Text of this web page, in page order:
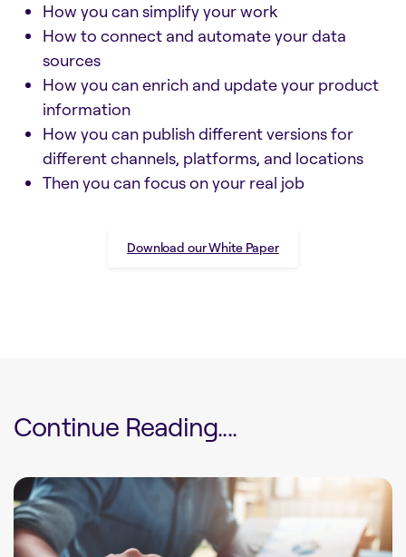
How you can simplify your work
How to connect and automate your data
sources
How you can enrich and update your product
information
How you can publish different versions for
different channels, platforms, and locations
Then you can focus on your real job
Download our White Paper
Continue Reading....